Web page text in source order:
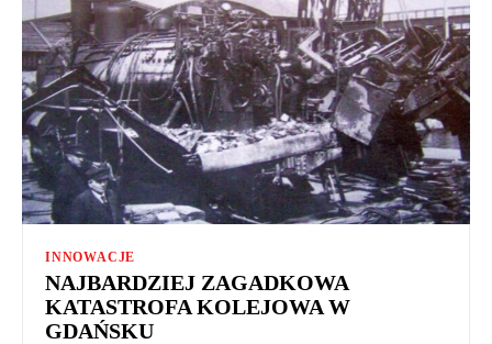
INNOWACJE
NAJBARDZIEJ ZAGADKOWA
KATASTROFA KOLEJOWA W
GDAŃSKU